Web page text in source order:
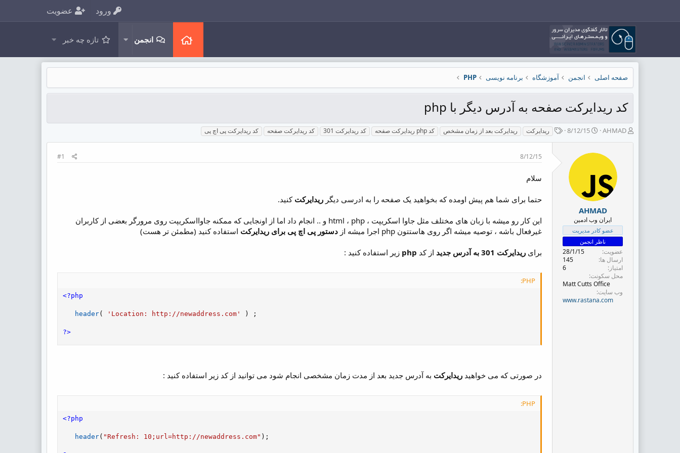
ورود عضویت
انجمن تازه چه خبر
صفحه اصلی انجمن آموزشگاه برنامه نویسی PHP
کد ریدایرکت صفحه به آدرس دیگر با php
ش
AHMAD
ت
و
ع
8/12/15
ب
ر
س
ریدایرکت ریدایرکت بعد از زمان مشخص کد php ریدایرکت صفحه کد ریدایرکت 301 کد ریدایرکت صفحه کد ریدایرکت پی اچ پی
AHMAD
ایران وب ادمین
عضو کادر مدیریت
ناظر انجمن
عضویت
28/1/15
ارسال ها
145
امتیاز
6
محل سکونت
Matt Cutts Office
وب سایت
www.rastana.com
8/12/15
#1
سلام
حتما برای شما هم پیش اومده که بخواهید یک صفحه را به ادرسی دیگر ریدایرکت کنید.
این کار رو میشه با زبان های مختلف مثل جاوا اسکریپت ، html ، php و .. انجام داد اما از اونجایی که ممکنه جاوااسکریپت روی مرورگر بعضی از کاربران
غیرفعال باشه ، توصیه میشه اگر روی هاستتون php اجرا میشه از
دستور پی اچ پی برای ریدایرکت استفاده کنید (مطمئن تر هست)
برای ریدایرکت 301 به آدرس جدید از کد php زیر استفاده کنید :
PHP:
<?php
header( 'Location: http://newaddress.com' ) ;
?>
در صورتی که می خواهید ریدایرکت به آدرس جدید بعد از مدت زمان مشخصی انجام شود می توانید از کد زیر استفاده کنید :
PHP:
<?php
header( "Refresh: 10;url=http://newaddress.com" ) ;